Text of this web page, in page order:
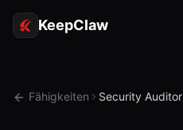
KeepClaw
Fähigkeiten Security Auditor